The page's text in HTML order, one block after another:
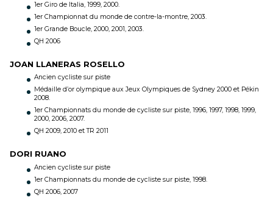
1er Giro de Italia, 1999, 2000.
1er Championnat du monde de contre-la-montre, 2003.
1er Grande Boucle, 2000, 2001, 2003.
QH 2006
JOAN LLANERAS ROSELLO
Ancien cycliste sur piste
Médaille d’or olympique aux Jeux Olympiques de Sydney 2000 et Pékin
2008.
1er Championnats du monde de cycliste sur piste, 1996, 1997, 1998, 1999,
2000, 2006, 2007.
QH 2009, 2010 et TR 2011
DORI RUANO
Ancien cycliste sur piste
1er Championnats du monde de cycliste sur piste, 1998.
QH 2006, 2007